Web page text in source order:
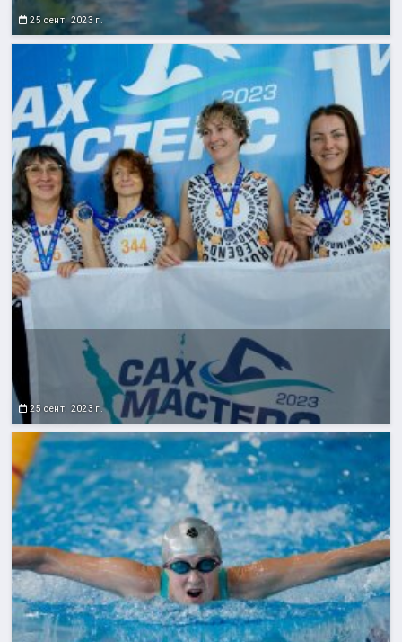
25 сент. 2023 г.
25 сент. 2023 г.